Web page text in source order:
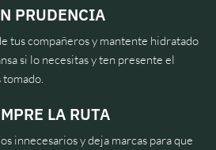
PRUDENCIA
tus compañeros y mantente hidratado
si lo necesitas y ten presente el
tomado.
LA RUTA
innecesarios y deja marcas para que